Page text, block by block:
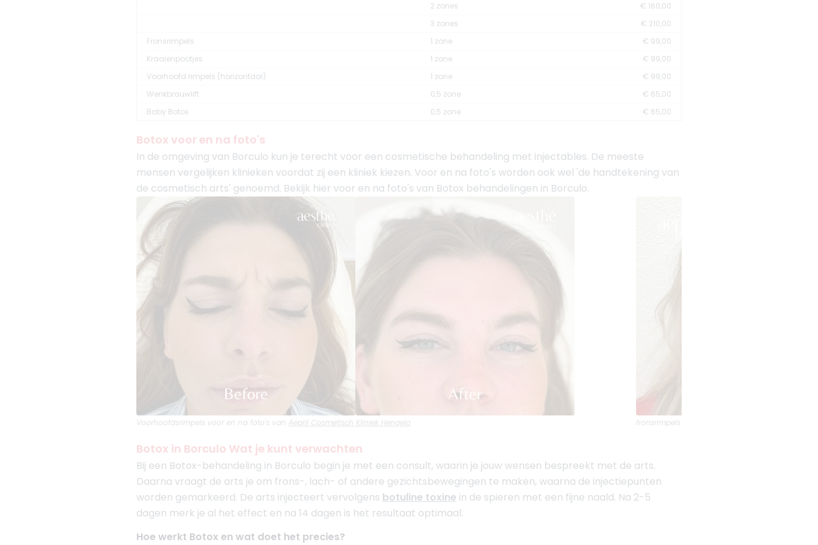
2 zones
€ 160,00
3 zones
€ 210,00
Fronsrimpels
1 zone
€ 99,00
Kraaienpootjes
1 zone
€ 99,00
Voorhoofd rimpels (horizontaal)
1 zone
€ 99,00
Wenkbrauwlift
0,5 zone
€ 65,00
Baby Botox
0,5 zone € 65,00
Botox voor en na foto's
In de omgeving van Borculo kun je terecht voor een cosmetische behandeling met injectables. De meeste
mensen vergelijken klinieken voordat zij een kliniek kiezen. Voor en na foto's worden ook wel 'de handtekening van
de cosmetisch arts' genoemd. Bekijk hier voor en na foto's van Botox behandelingen in Borculo.
Voorhoofdsrimpels voor en na foto's van Aepril Cosmetisch Kliniek Hengelo fronsrimpels
Botox in Borculo Wat je kunt verwachten
Bij een Botox-behandeling in Borculo begin je met een consult, waarin je jouw wensen bespreekt met de arts.
Daarna vraagt de arts je om frons-, lach- of andere gezichtsbewegingen te maken, waarna de injectiepunten
worden gemarkeerd. De arts injecteert vervolgens botuline toxine in de spieren met een fijne naald. Na 2-5
dagen merk je al het effect en na 14 dagen is het resultaat optimaal.
Hoe werkt Botox en wat doet het precies?